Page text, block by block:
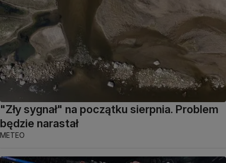
"Zły sygnał" na początku sierpnia. Problem
będzie narastał
METEO